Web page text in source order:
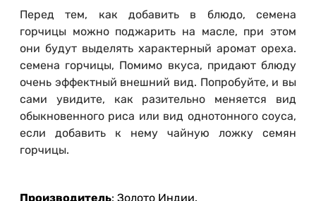
Перед тем, как добавить в блюдо, семена
горчицы можно поджарить на масле, при этом
они будут выделять характерный аромат ореха.
семена горчицы, Помимо вкуса, придают блюду
очень эффектный внешний вид. Попробуйте, и вы
сами увидите, как разительно меняется вид
обыкновенного риса или вид однотонного соуса,
если добавить к нему чайную ложку семян
горчицы.
Производитель: Золото Индии.